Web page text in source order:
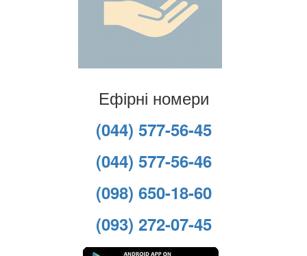
Ефірні номери
(044) 577-56-45
(044) 577-56-46
(098) 650-18-60
(093) 272-07-45